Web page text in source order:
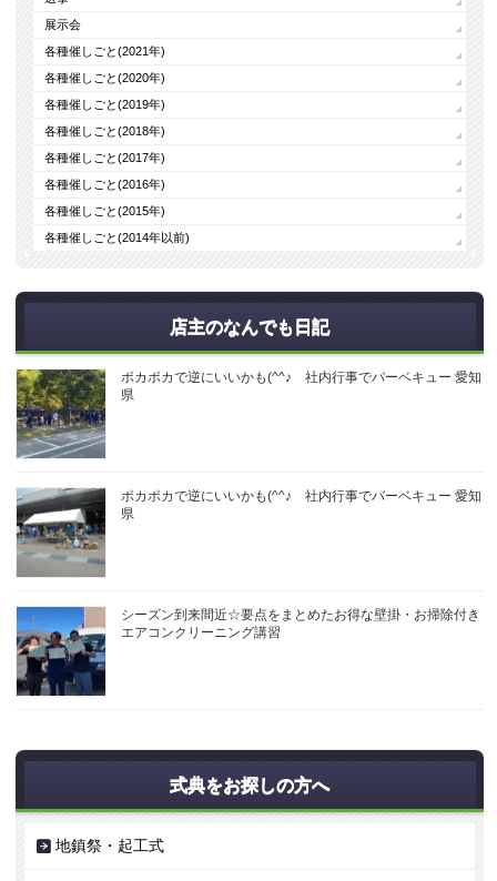
展示会
各種催しごと(2021年)
各種催しごと(2020年)
各種催しごと(2019年)
各種催しごと(2018年)
各種催しごと(2017年)
各種催しごと(2016年)
各種催しごと(2015年)
各種催しごと(2014年以前)
店主のなんでも日記
ポカポカで逆にいいかも(^^♪ 社内行事でバーベキュー 愛知
県
ポカポカで逆にいいかも(^^♪ 社内行事でバーベキュー 愛知
県
シーズン到来間近☆要点をまとめたお得な壁掛・お掃除付き
エアコンクリーニング講習
式典をお探しの方へ
地鎮祭・起工式